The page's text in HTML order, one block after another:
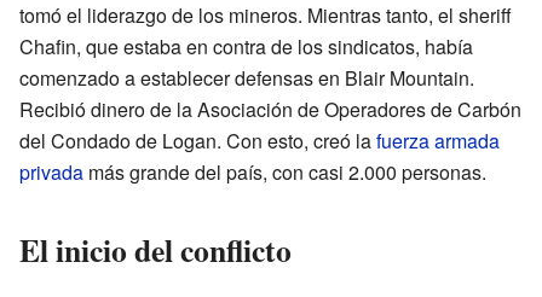
tomó el liderazgo de los mineros. Mientras tanto, el sheriff
Chafin, que estaba en contra de los sindicatos, había
comenzado a establecer defensas en Blair Mountain.
Recibió dinero de la Asociación de Operadores de Carbón
del Condado de Logan. Con esto, creó lafuerza armada
privada más grande del país, con casi 2.000 personas.
El inicio del conflicto